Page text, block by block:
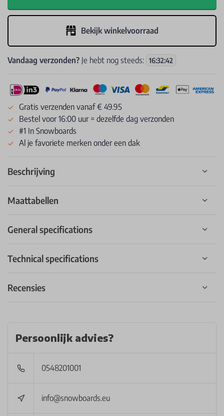
Bekijk winkelvoorraad
Vandaag verzonden? Je hebt nog steeds: 16:32:41
Gratis verzenden vanaf € 49.95
Bestel voor 16:00 uur = dezelfde dag verzonden
#1 In Snowboards
Al je favoriete merken onder een dak
Beschrijving
Maattabellen
General specifications
Technical specifications
Recensies
Persoonlijk advies?
0548201001
info@snowboards.eu